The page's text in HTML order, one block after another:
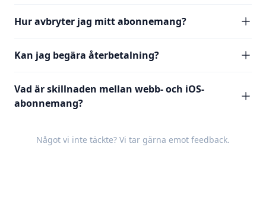
Hur avbryter jag mitt abonnemang?
Kan jag begära återbetalning?
Vad är skillnaden mellan webb- och iOS-
abonnemang?
Något vi inte täckte? Vi tar gärna emot feedback.